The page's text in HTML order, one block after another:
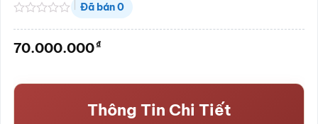
hạng
sao
Đã bán0
70.000.000₫
Thông Tin Chi Tiết